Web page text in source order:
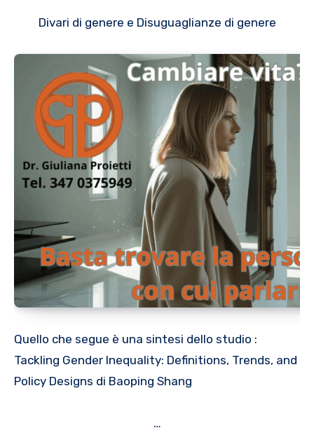
Divari di genere e Disuguaglianze di genere
Quello che segue è una sintesi dello studio :
Tackling Gender Inequality: Definitions, Trends, and
Policy Designs di Baoping Shang
…